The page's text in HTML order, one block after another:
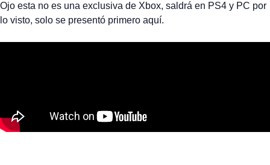
Ojo esta no es una exclusiva de Xbox, saldrá en PS4 y PC por
lo visto, solo se presentó primero aquí.